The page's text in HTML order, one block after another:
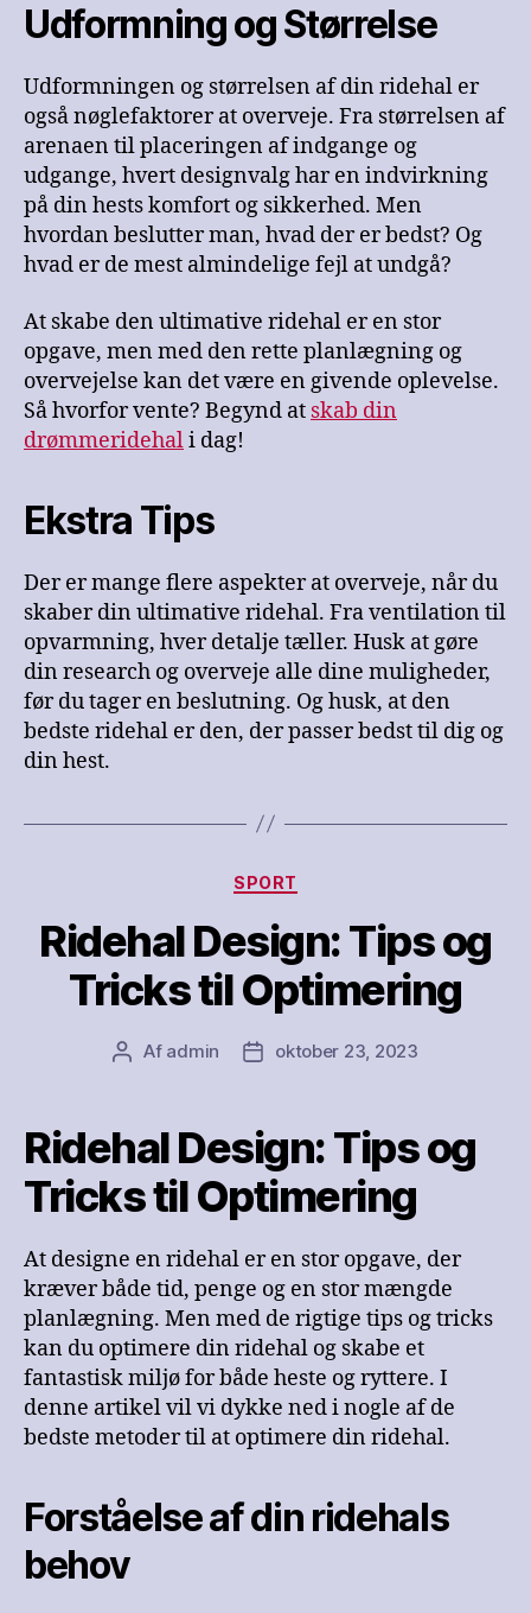
Udformning og Størrelse
Udformningen og størrelsen af din ridehal er
også nøglefaktorer at overveje. Fra størrelsen af
arenaen til placeringen af indgange og
udgange, hvert designvalg har en indvirkning
på din hests komfort og sikkerhed. Men
hvordan beslutter man, hvad der er bedst? Og
hvad er de mest almindelige fejl at undgå?
At skabe den ultimative ridehal er en stor
opgave, men med den rette planlægning og
overvejelse kan det være en givende oplevelse.
Så hvorfor vente? Begynd at skab din
drømmeridehali dag!
Ekstra Tips
Der er mange flere aspekter at overveje, når du
skaber din ultimative ridehal. Fra ventilation til
opvarmning, hver detalje tæller. Husk at gøre
din research og overveje alle dine muligheder,
før du tager en beslutning. Og husk, at den
bedste ridehal er den, der passer bedst til dig og
din hest.
Kategorier
SPORT
Ridehal Design: Tips og
Tricks til Optimering
Indlægsforfatter
Af admin Indlægsdato
oktober 23, 2023
Ridehal Design: Tips og
Tricks til Optimering
At designe en ridehal er en stor opgave, der
kræver både tid, penge og en stor mængde
planlægning. Men med de rigtige tips og tricks
kan du optimere din ridehal og skabe et
fantastisk miljø for både heste og ryttere. I
denne artikel vil vi dykke ned i nogle af de
bedste metoder til at optimere din ridehal.
Forståelse af din ridehals
behov